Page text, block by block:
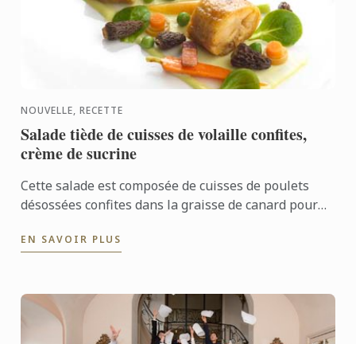
NOUVELLE, RECETTE
Salade tiède de cuisses de volaille confites,
crème de sucrine
Cette salade est composée de cuisses de poulets
désossées confites dans la graisse de canard pour
savoureuse.
EN SAVOIR PLUS